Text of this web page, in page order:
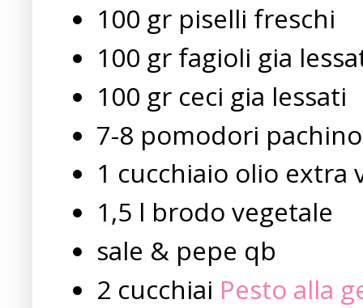
100 gr piselli freschi
100 gr fagioli gia
100 gr ceci gia lessati
7-8 pomodori pachino
1 cucchiaio olio extra
1,5 l brodo vegetale
sale & pepe qb
2 cucchiai Pesto alla